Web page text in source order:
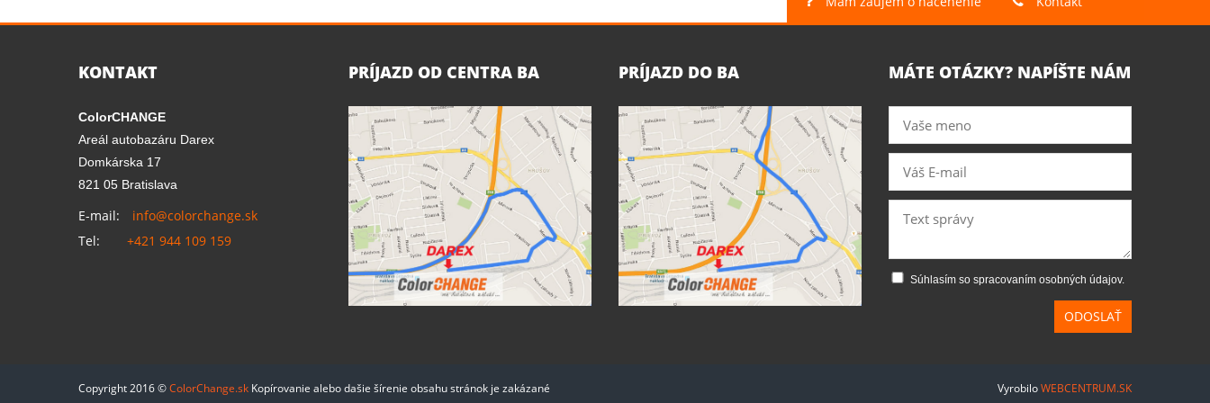
KONTAKT
ColorCHANGE
Areál autobazáru Darex
Domkárska 17
821 05 Bratislava
E-mail:
info@colorchange.sk
Tel:
+421 944 109 159
PRÍJAZD OD CENTRA BA PRÍJAZD DO BA MÁTE OTÁZKY? NAPÍŠTE NÁM
Súhlasím so spracovaním osobných údajov.
ODOSLAŤ
Copyright 2016 ©ColorChange.sk Kopírovanie alebo dašie šírenie obsahu stránok je zakázané VyrobiloWEBCENTRUM.SK